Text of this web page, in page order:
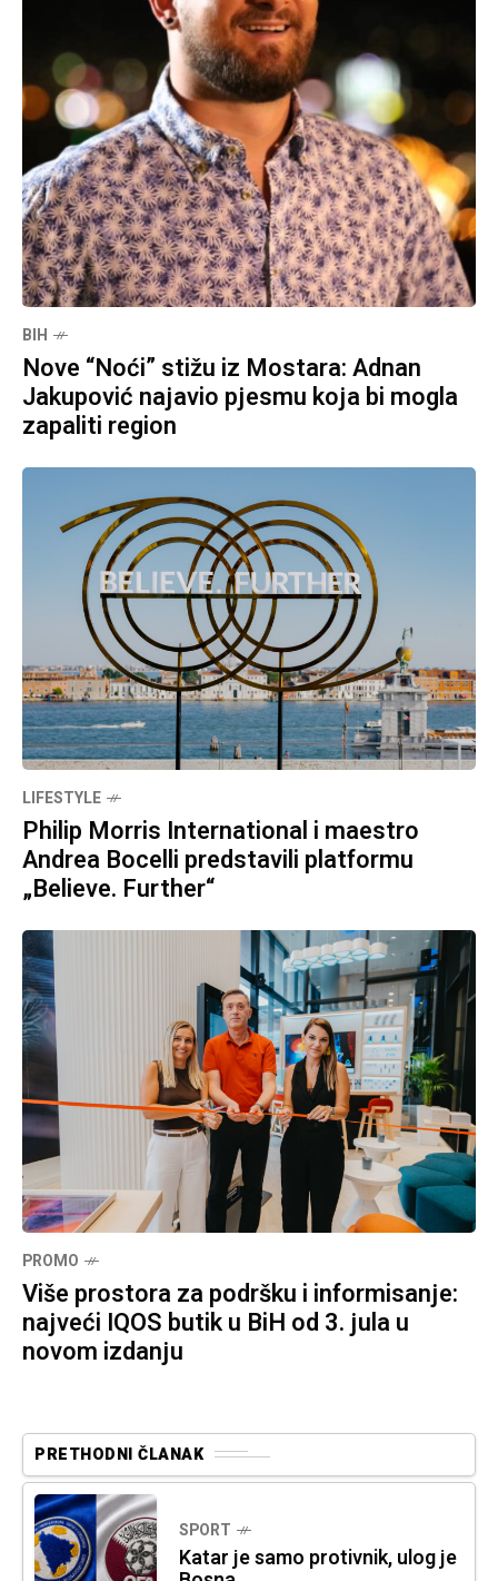
BIH
Nove “Noći” stižu iz Mostara: Adnan
Jakupović najavio pjesmu koja bi mogla
zapaliti region
LIFESTYLE
Philip Morris International i maestro
Andrea Bocelli predstavili platformu
„Believe. Further“
PROMO
Više prostora za podršku i informisanje:
najveći IQOS butik u BiH od 3. jula u
novom izdanju
PRETHODNI ČLANAK
SPORT
Katar je samo protivnik, ulog je